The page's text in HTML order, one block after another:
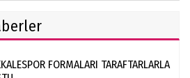
FORMALARI TARAFTARLARLA